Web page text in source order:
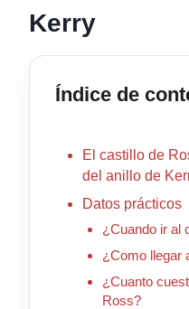
Kerry
Índice de
El castillo de
del anillo de
Datos prácticos
¿Cuando ir al
¿Como llegar
¿Cuanto
Ross?